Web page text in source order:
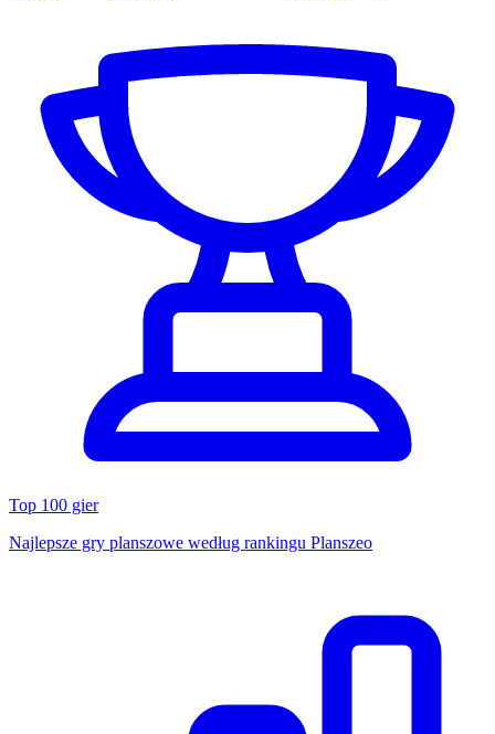
Top 100 gier
Najlepsze gry planszowe według rankingu Planszeo